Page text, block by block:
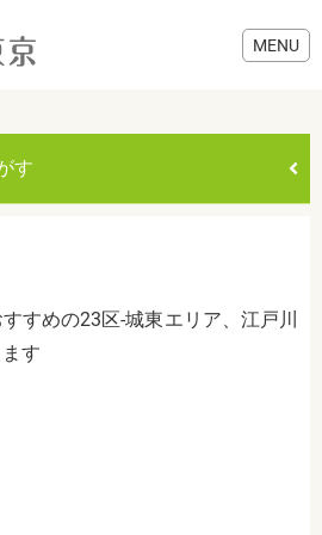
す
すめの23区-城東エリア、江戸川
す